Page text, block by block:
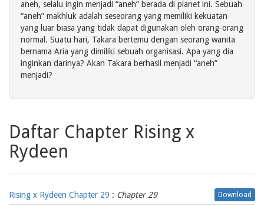
aneh, selalu ingin menjadi “aneh” berada di planet ini. Sebuah
“aneh” makhluk adalah seseorang yang memiliki kekuatan
yang luar biasa yang tidak dapat digunakan oleh orang-orang
normal. Suatu hari, Takara bertemu dengan seorang wanita
bernama Aria yang dimiliki sebuah organisasi. Apa yang dia
inginkan darinya? Akan Takara berhasil menjadi “aneh”
menjadi?
Daftar Chapter Rising x
Rydeen
Rising x Rydeen Chapter 29 : Chapter 29 Download